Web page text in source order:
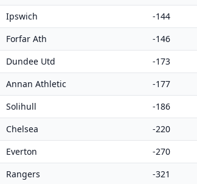
Ipswich -144
Forfar Ath -146
Dundee Utd -173
Annan Athletic -177
Solihull -186
Chelsea -220
Everton -270
Rangers -321